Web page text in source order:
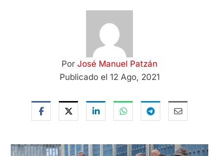
Por José Manuel Patzán
Publicado el 12 Ago, 2021